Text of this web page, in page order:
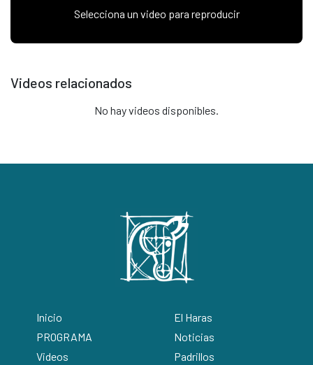
Selecciona un video para reproducir
Videos relacionados
No hay videos disponibles.
Inicio
El Haras
PROGRAMA
Noticias
Videos
Padrillos